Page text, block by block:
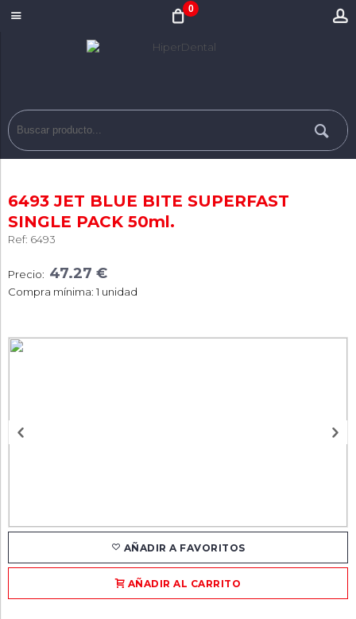
0
6493 JET BLUE BITE SUPERFAST
SINGLE PACK 50ml.
Ref: 6493
Precio: 47.27 €
Compra mínima: 1 unidad
AÑADIR A FAVORITOS
AÑADIR AL CARRITO